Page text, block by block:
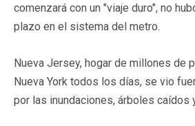
comenzará con un "viaje duro", no
plazo en el sistema del metro.
Nueva Jersey, hogar de millones de
Nueva York todos los días, se vio
por las inundaciones, árboles caídos